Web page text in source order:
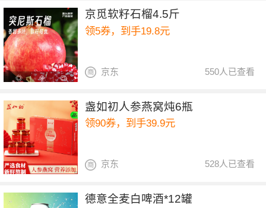
京觅软籽石榴4.5斤
领5券，到手19.8元
550人已查看
京东
盏如初人参燕窝炖6瓶
领90券，到手39.9元
528人已查看
京东
德意全麦白啤酒*12罐